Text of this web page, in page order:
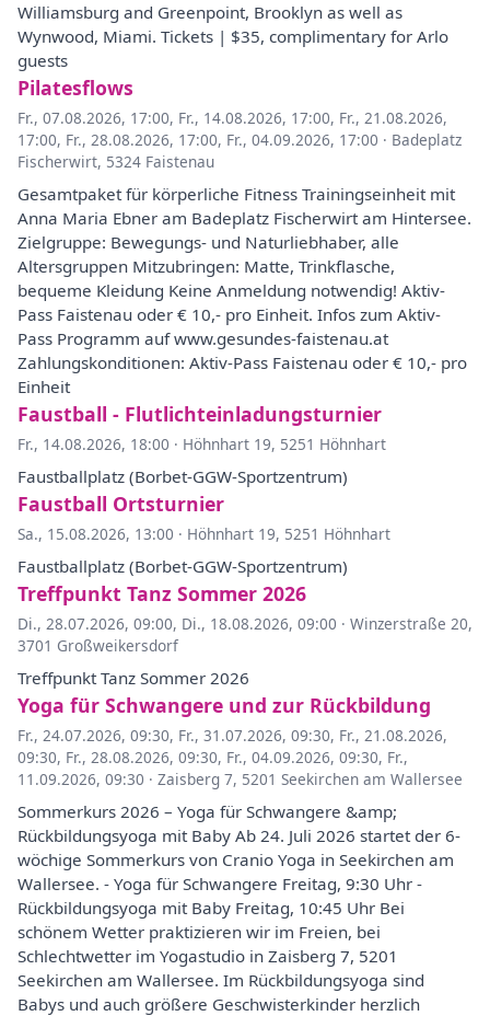
Williamsburg and Greenpoint, Brooklyn as well as
Wynwood, Miami. Tickets | $35, complimentary for Arlo
guests
Pilatesflows
Fr., 07.08.2026, 17:00, Fr., 14.08.2026, 17:00, Fr., 21.08.2026,
17:00, Fr., 28.08.2026, 17:00, Fr., 04.09.2026, 17:00 · Badeplatz
Fischerwirt, 5324 Faistenau
Gesamtpaket für körperliche Fitness Trainingseinheit mit
Anna Maria Ebner am Badeplatz Fischerwirt am Hintersee.
Zielgruppe: Bewegungs- und Naturliebhaber, alle
Altersgruppen Mitzubringen: Matte, Trinkflasche,
bequeme Kleidung Keine Anmeldung notwendig! Aktiv-
Pass Faistenau oder € 10,- pro Einheit. Infos zum Aktiv-
Pass Programm auf www.gesundes-faistenau.at
Zahlungskonditionen: Aktiv-Pass Faistenau oder € 10,- pro
Einheit
Faustball - Flutlichteinladungsturnier
Fr., 14.08.2026, 18:00 · Höhnhart 19, 5251 Höhnhart
Faustballplatz (Borbet-GGW-Sportzentrum)
Faustball Ortsturnier
Sa., 15.08.2026, 13:00 · Höhnhart 19, 5251 Höhnhart
Faustballplatz (Borbet-GGW-Sportzentrum)
Treffpunkt Tanz Sommer 2026
Di., 28.07.2026, 09:00, Di., 18.08.2026, 09:00 · Winzerstraße 20,
3701 Großweikersdorf
Treffpunkt Tanz Sommer 2026
Yoga für Schwangere und zur Rückbildung
Fr., 24.07.2026, 09:30, Fr., 31.07.2026, 09:30, Fr., 21.08.2026,
09:30, Fr., 28.08.2026, 09:30, Fr., 04.09.2026, 09:30, Fr.,
11.09.2026, 09:30 · Zaisberg 7, 5201 Seekirchen am Wallersee
Sommerkurs 2026 – Yoga für Schwangere &amp;
Rückbildungsyoga mit Baby Ab 24. Juli 2026 startet der 6-
wöchige Sommerkurs von Cranio Yoga in Seekirchen am
Wallersee. - Yoga für Schwangere Freitag, 9:30 Uhr -
Rückbildungsyoga mit Baby Freitag, 10:45 Uhr Bei
schönem Wetter praktizieren wir im Freien, bei
Schlechtwetter im Yogastudio in Zaisberg 7, 5201
Seekirchen am Wallersee. Im Rückbildungsyoga sind
Babys und auch größere Geschwisterkinder herzlich